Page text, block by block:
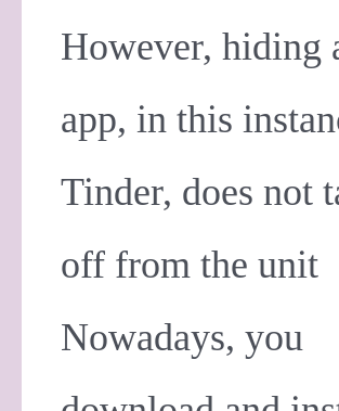
However, hiding
app, in this
Tinder, does not
off from the unit
Nowadays, you